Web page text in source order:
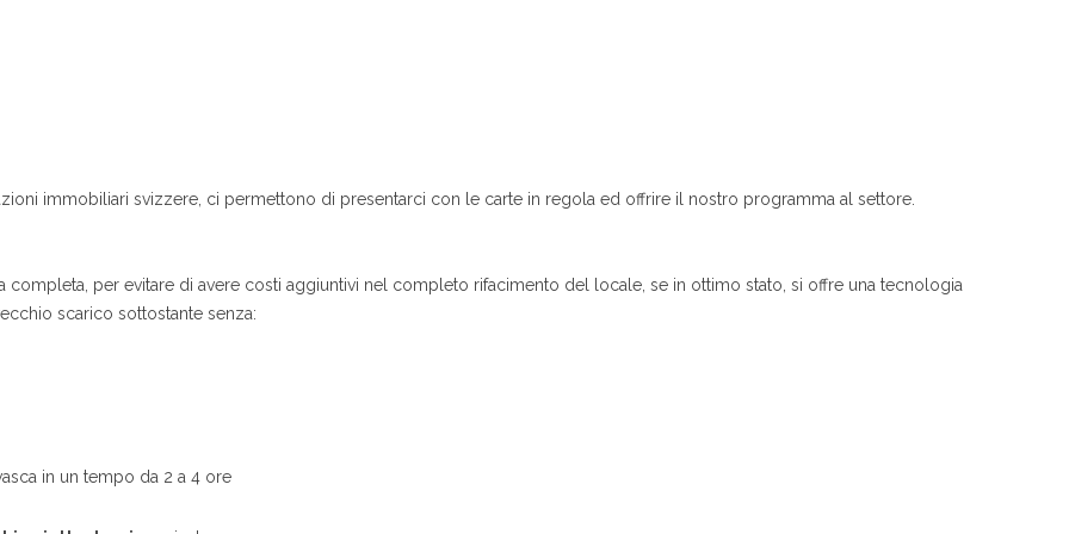
immobiliari svizzere, ci permettono di presentarci con le carte in regola ed offrire il nostro programma al settore.
completa, per evitare di avere costi aggiuntivi nel completo rifacimento del locale, se in ottimo stato, si offre una tecnologia
scarico sottostante senza:
in un tempo da 2 a 4 ore